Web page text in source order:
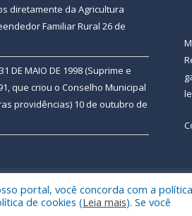
diretamente da Agricultura
Familiar Rural 26 de
DE MAIO DE 1998 (Suprime e
que criou o Conselho Municipal
providências) 10 de outubro de
Mapa do Site
portal, você concorda com a
de cookies (Leia mais). Se você